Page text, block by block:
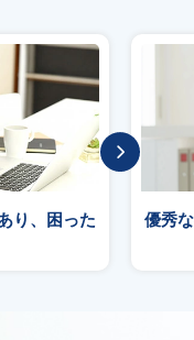
り、困った
優秀